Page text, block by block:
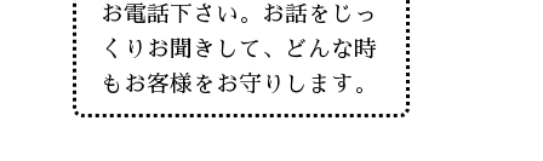
お電話下さい。お話をじっ
くりお聞きして、どんな時
もお客様をお守りします。